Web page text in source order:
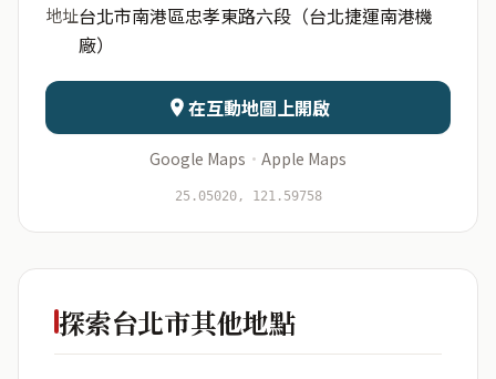
資料僅用於即時分析，不會儲存於伺服器
地址台北市南港區忠孝東路六段（台北捷運南港機
廠）
在互動地圖上開啟
Google Maps · Apple Maps
25.05020, 121.59758
探索台北市其他地點